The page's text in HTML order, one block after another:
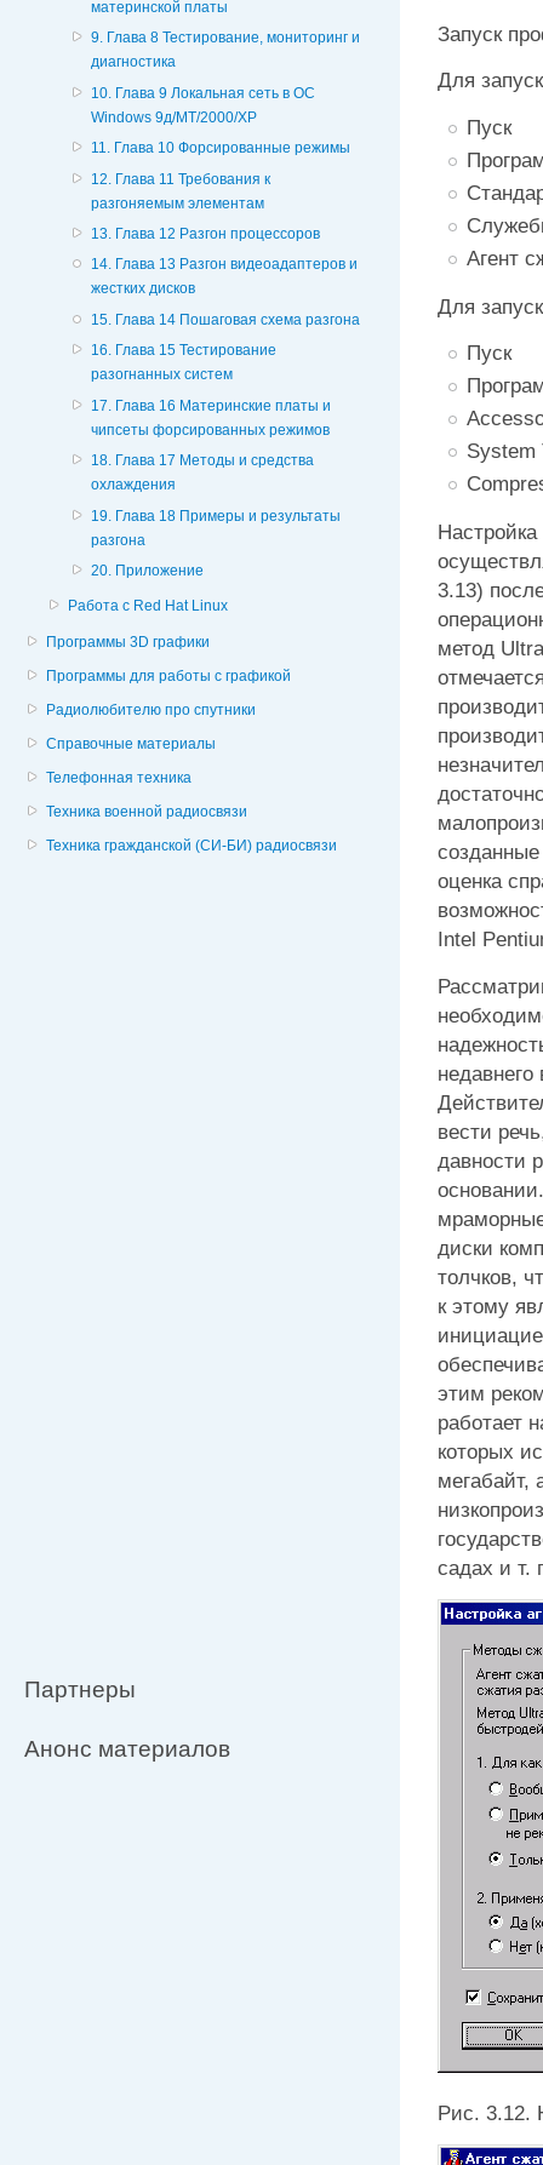
материнской платы
9. Глава 8 Тестирование, мониторинг и
диагностика
10. Глава 9 Локальная сеть в ОС
Windows 9д/МТ/2000/ХР
11. Глава 10 Форсированные режимы
12. Глава 11 Требования к
разгоняемым элементам
13. Глава 12 Разгон процессоров
14. Глава 13 Разгон видеоадаптеров и
жестких дисков
15. Глава 14 Пошаговая схема разгона
16. Глава 15 Тестирование
разогнанных систем
17. Глава 16 Материнские платы и
чипсеты форсированных режимов
18. Глава 17 Методы и средства
охлаждения
19. Глава 18 Примеры и результаты
разгона
20. Приложение
Работа с Red Hat Linux
Программы 3D графики
Программы для работы с графикой
Радиолюбителю про спутники
Справочные материалы
Телефонная техника
Техника военной радиосвязи
Техника гражданской (СИ-БИ) радиосвязи
Партнеры
Анонс материалов
Запуск
Для
Пуск
Агент
Для
Пуск
System
3.13)
метод
оценка
Intel
вести
давности
диски
толчков,
к этому
этим
работает
которых
мегабайт,
садах и т.
Рис. 3.12.